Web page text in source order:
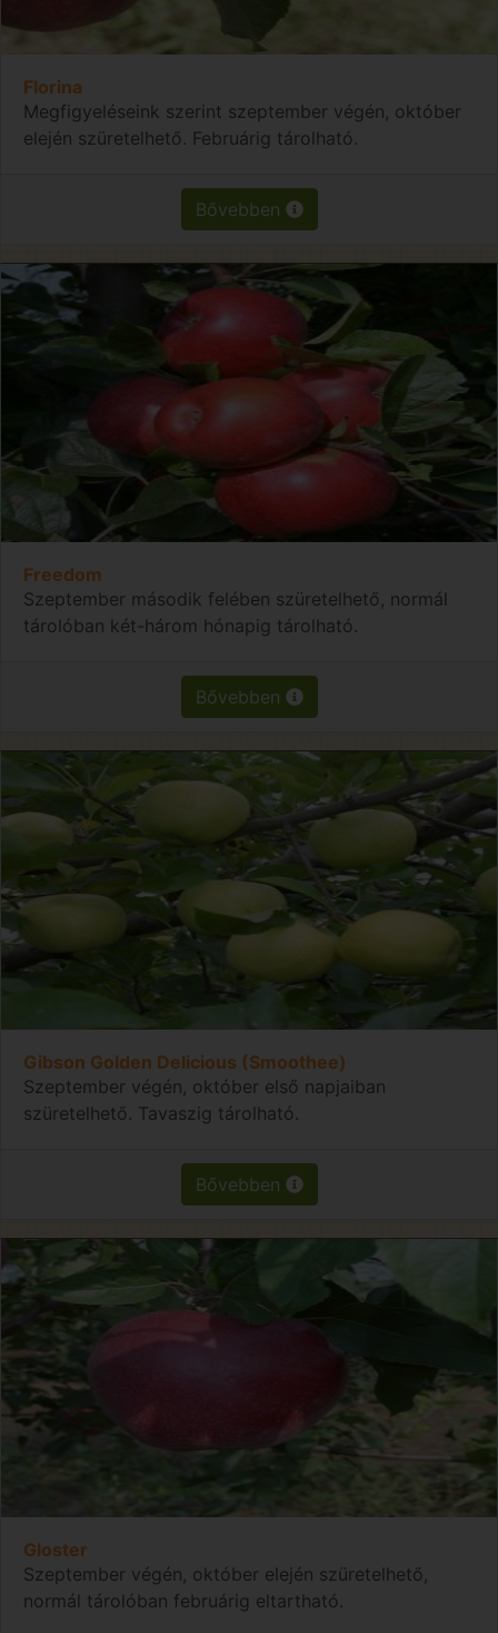
Florina
Megfigyeléseink szerint szeptember végén, október
elején szüretelhető. Februárig tárolható.
Bővebben
Freedom
Szeptember második felében szüretelhető, normál
tárolóban két-három hónapig tárolható.
Bővebben
Gibson Golden Delicious (Smoothee)
Szeptember végén, október első napjaiban
szüretelhető. Tavaszig tárolható.
Bővebben
Gloster
Szeptember végén, október elején szüretelhető,
normál tárolóban februárig eltartható.